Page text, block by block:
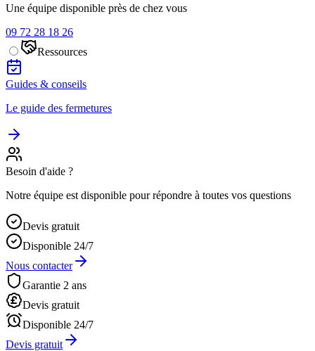
Une équipe disponible près de chez vous
09 72 28 18 26
Ressources
Guides & conseils
Le guide des fermetures
Besoin d'aide ?
Notre équipe est disponible pour répondre à toutes vos questions
Devis gratuit
Disponible 24/7
Nous contacter
Garantie 2 ans
Devis gratuit
Disponible 24/7
Devis gratuit